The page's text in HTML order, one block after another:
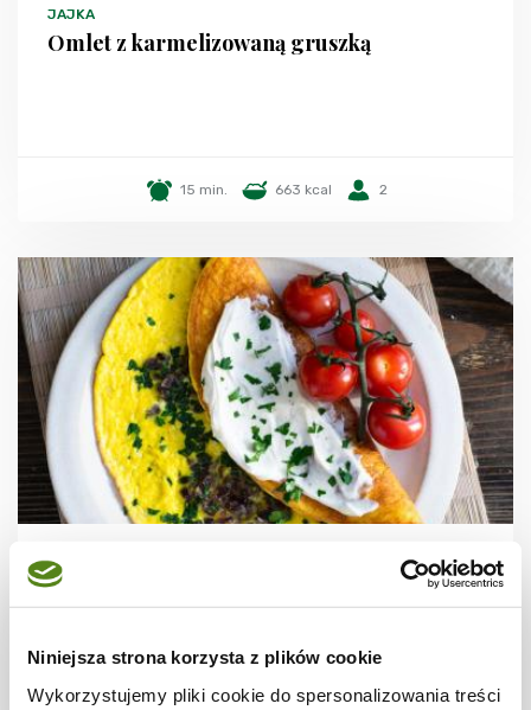
Niniejsza strona korzysta z plików cookie
Wykorzystujemy pliki cookie do spersonalizowania treści
JAJKA
Omlet z karmelizowaną gruszką
15 min. 663 kcal 2
JAJKA
Omlet z czerwoną cebulą i natką